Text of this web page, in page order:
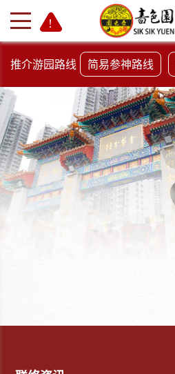
推介游园路线 简易参神路线